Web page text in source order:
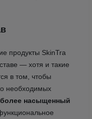
продукты SkinTra
— хотя и такие
в том, чтобы
необходимых
более насыщенный